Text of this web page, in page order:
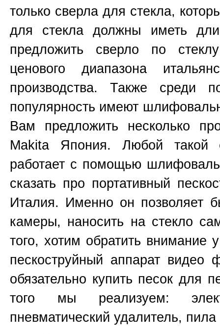
только сверла для стекла,
для стекла должны иметь
предложить сверло по
ценового диапазона
производства. Также среди
популярность имеют
Вам предложить несколько
Makita Япония. Любой такой
работает с помощью
сказать про портативный
Италия. Именно он позволяет
камеры, наносить на стекло
того, хотим обратить
пескоструйный аппарат
обязательно купить песок для
того мы реализуем:
пневматический удалитель,